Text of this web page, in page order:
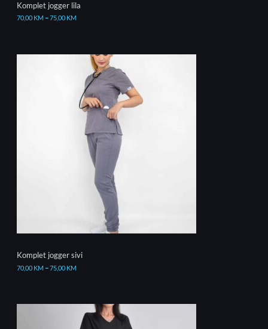
Komplet jogger lila
70,00 KM–75,00 KM
Komplet jogger sivi
70,00 KM–75,00 KM